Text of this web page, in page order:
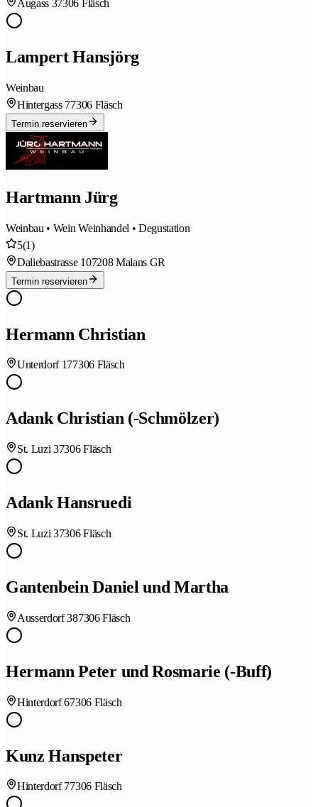
Augass 37306 Fläsch
Lampert Hansjörg
Weinbau
Hintergass 77306 Fläsch
Termin reservieren
Hartmann Jürg
Weinbau • Wein Weinhandel • Degustation
5(1)
Daliebastrasse 107208 Malans GR
Termin reservieren
Hermann Christian
Unterdorf 177306 Fläsch
Adank Christian (-Schmölzer)
St. Luzi 37306 Fläsch
Adank Hansruedi
St. Luzi 37306 Fläsch
Gantenbein Daniel und Martha
Ausserdorf 387306 Fläsch
Hermann Peter und Rosmarie (-Buff)
Hinterdorf 67306 Fläsch
Kunz Hanspeter
Hinterdorf 77306 Fläsch